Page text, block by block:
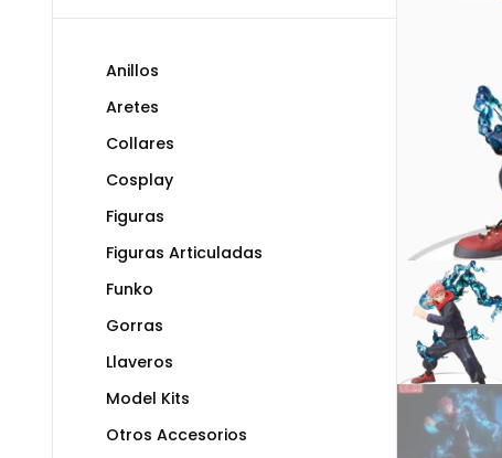
Anillos
Aretes
Collares
Cosplay
Figuras
Figuras Articuladas
Funko
Gorras
Llaveros
Model Kits
Otros Accesorios